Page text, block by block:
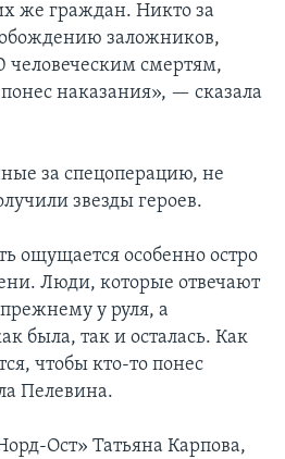
же граждан. Никто за
заложников,
человеческим смертям,
наказания», — сказала
за спецоперацию, не
звезды героев.
ощущается особенно остро
Люди, которые отвечают
у руля, а
была, так и осталась. Как
чтобы кто-то понес
Пелевина.
Ост» Татьяна Карпова,